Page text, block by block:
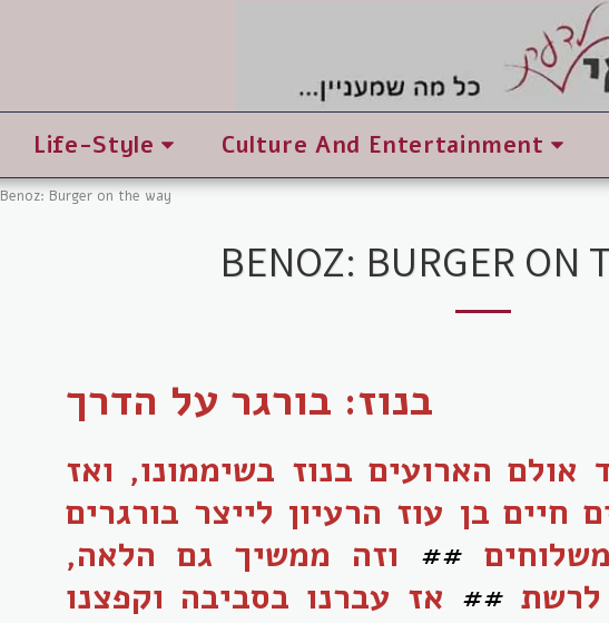
Life-Style Culture And Entertainment
Benoz: Burger on the way
BENOZ: BURGER ON
בנוז: בורגר על הדרך
הארועים בנוז בשיממונו, ואז
בן עוז הרעיון לייצר בורגרים
## וזה ממשיך גם הלאה,
לרשת ## אז עברנו בסביבה וקפצנו